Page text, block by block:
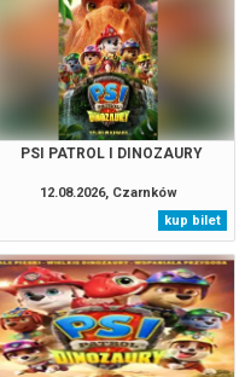
PSI PATROL I DINOZAURY
12.08.2026, Czarnków
kup bilet